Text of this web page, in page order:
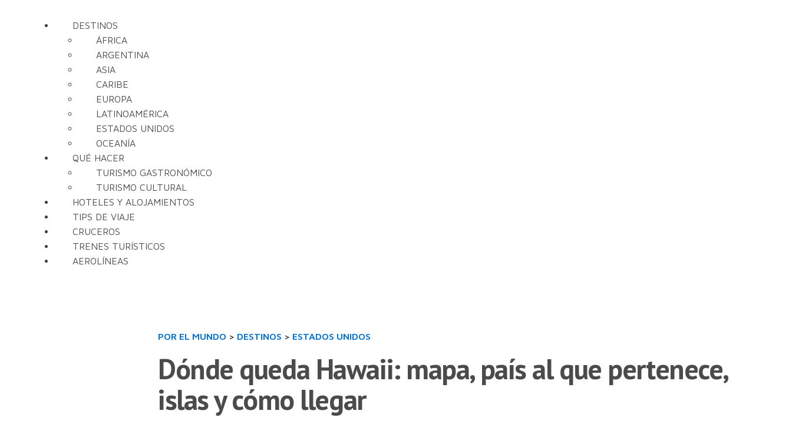
DESTINOS
ÁFRICA
ARGENTINA
ASIA
CARIBE
EUROPA
LATINOAMÉRICA
ESTADOS UNIDOS
OCEANÍA
QUÉ HACER
TURISMO GASTRONÓMICO
TURISMO CULTURAL
HOTELES Y ALOJAMIENTOS
TIPS DE VIAJE
CRUCEROS
TRENES TURÍSTICOS
AEROLÍNEAS
POR EL MUNDO > DESTINOS > ESTADOS UNIDOS
Dónde queda Hawaii: mapa, país al que pertenece,
islas y cómo llegar